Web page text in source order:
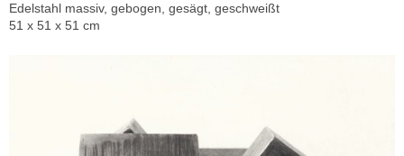
Edelstahl massiv, gebogen, gesägt, geschweißt
51 x 51 x 51 cm